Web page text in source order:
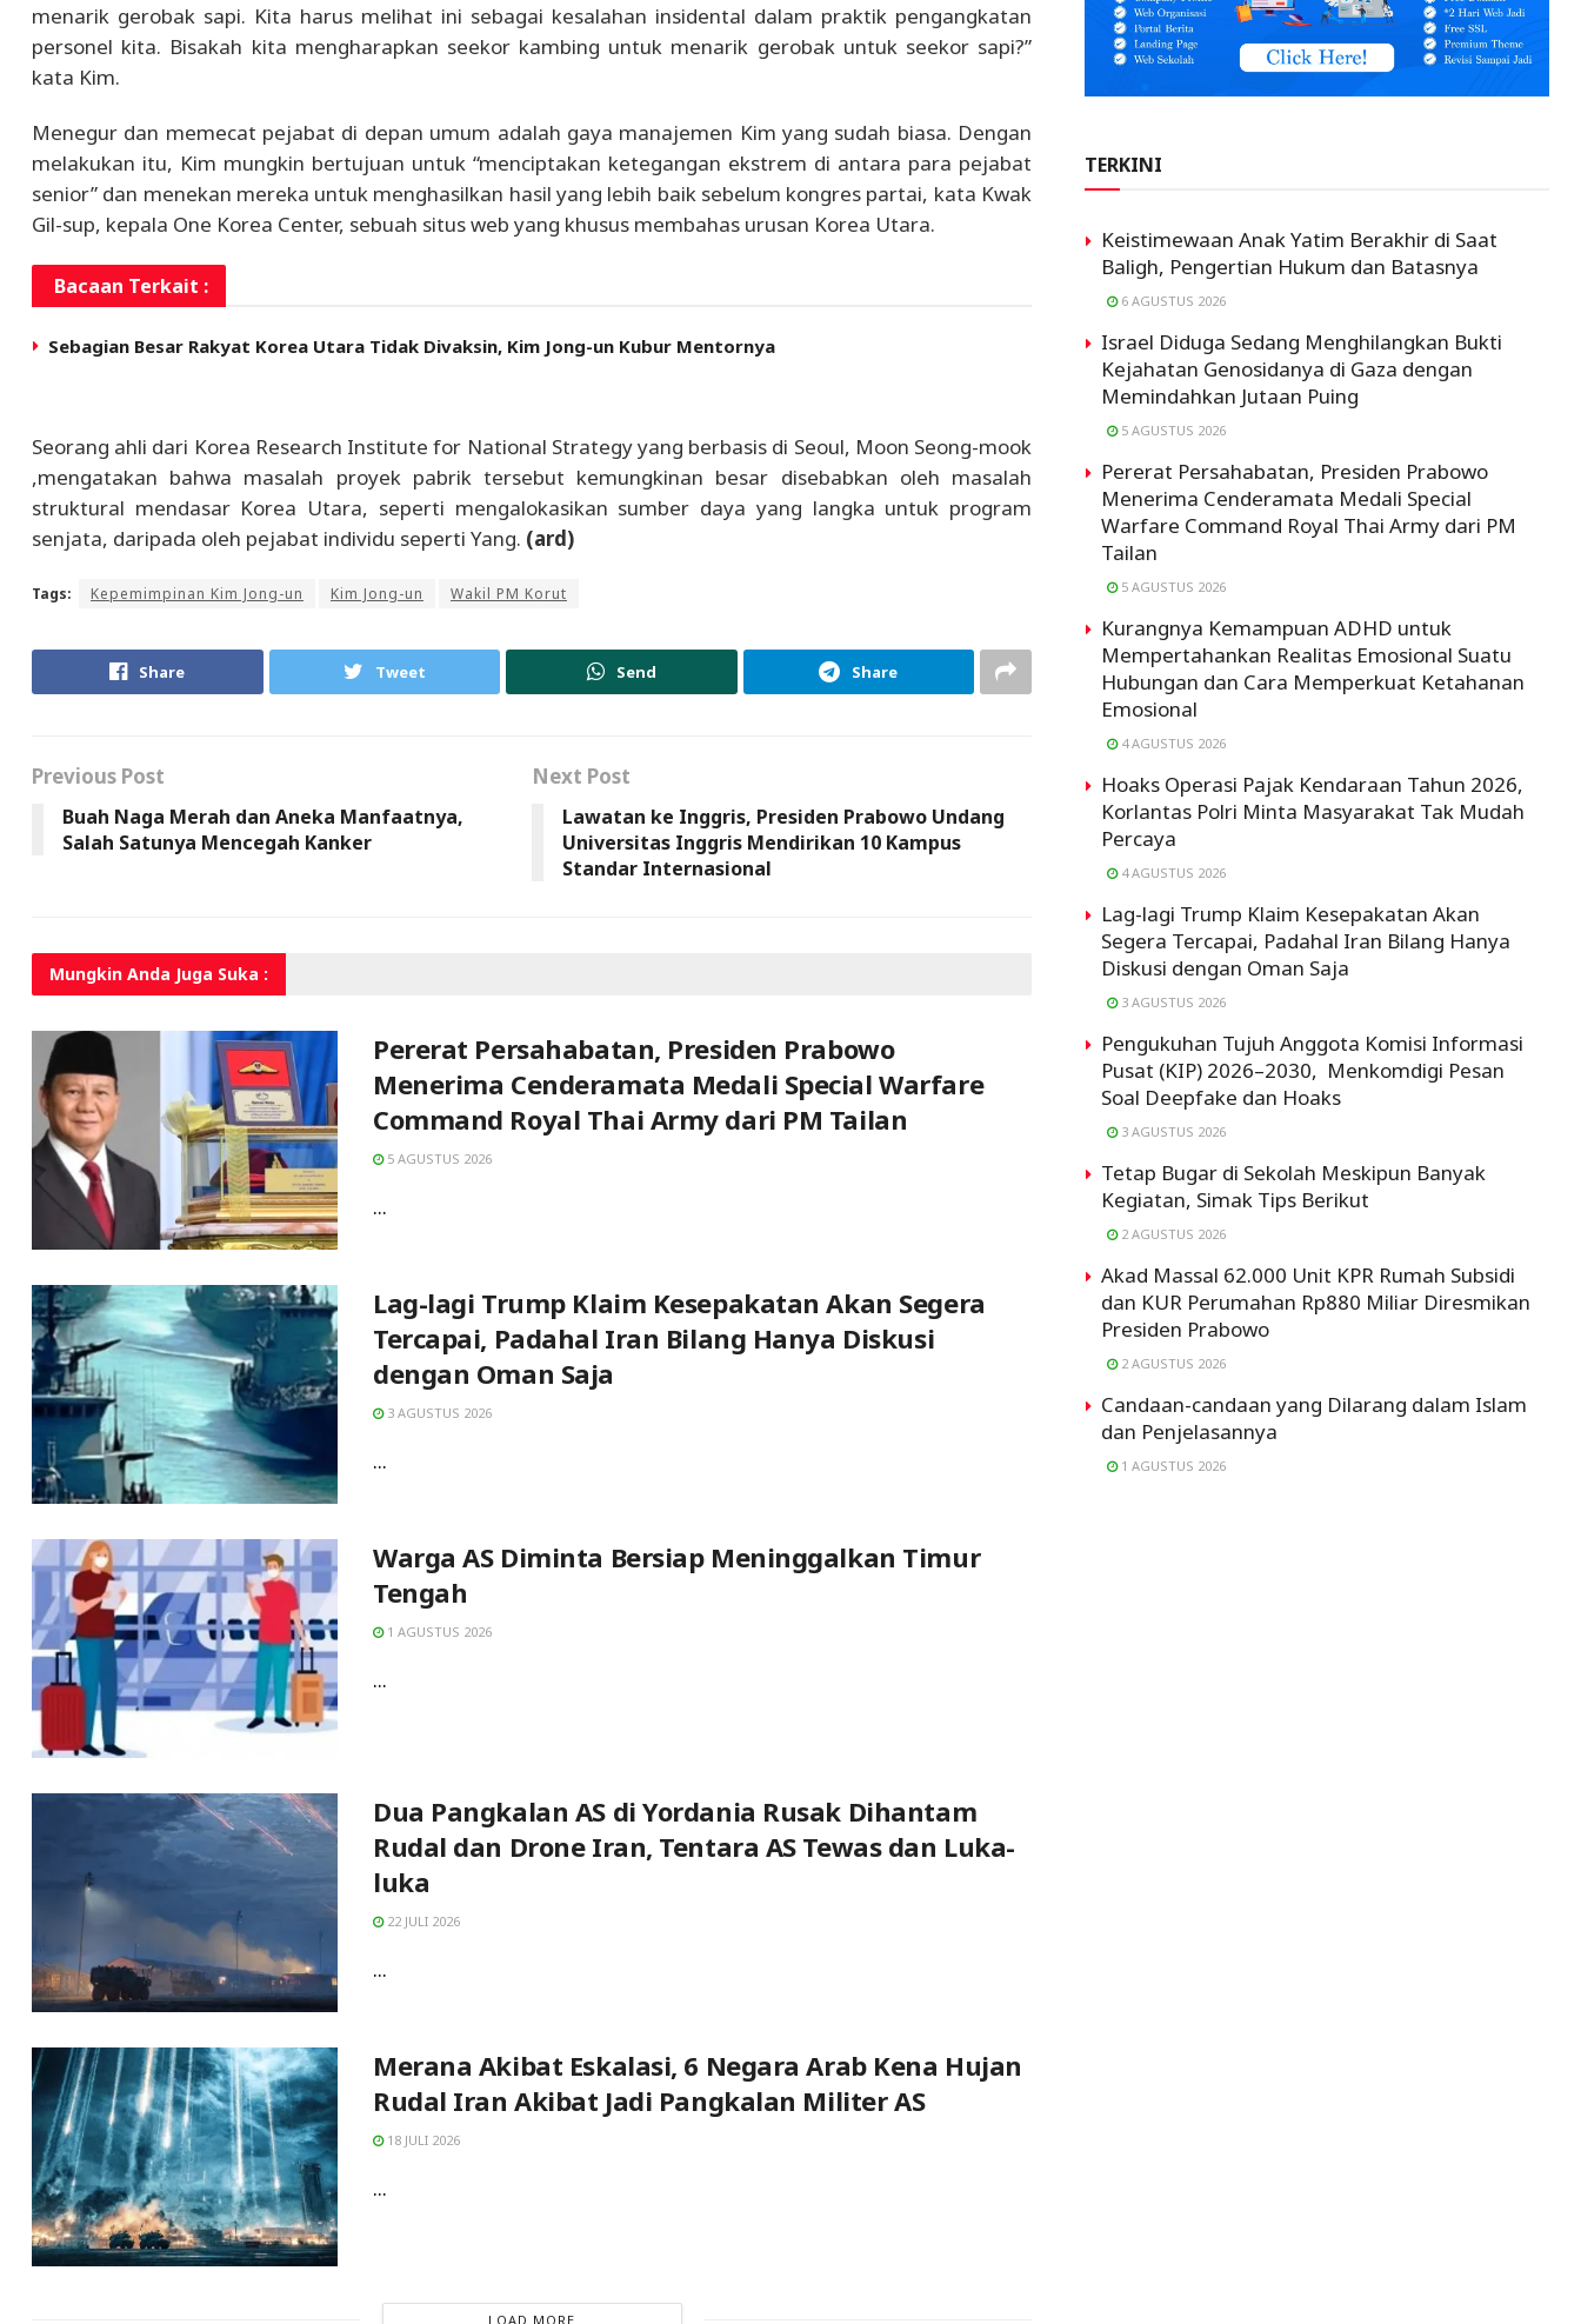
menarik gerobak sapi. Kita harus melihat ini sebagai kesalahan insidental dalam praktik pengangkatan
personel kita. Bisakah kita mengharapkan seekor kambing untuk menarik gerobak untuk seekor sapi?”
kata Kim.
Menegur dan memecat pejabat di depan umum adalah gaya manajemen Kim yang sudah biasa. Dengan
melakukan itu, Kim mungkin bertujuan untuk “menciptakan ketegangan ekstrem di antara para pejabat
senior” dan menekan mereka untuk menghasilkan hasil yang lebih baik sebelum kongres partai, kata Kwak
Gil-sup, kepala One Korea Center, sebuah situs web yang khusus membahas urusan Korea Utara.
Bacaan Terkait :
Sebagian Besar Rakyat Korea Utara Tidak Divaksin, Kim Jong-un Kubur Mentornya
Seorang ahli dari Korea Research Institute for National Strategy yang berbasis di Seoul, Moon Seong-mook
,mengatakan bahwa masalah proyek pabrik tersebut kemungkinan besar disebabkan oleh masalah
struktural mendasar Korea Utara, seperti mengalokasikan sumber daya yang langka untuk program
senjata, daripada oleh pejabat individu seperti Yang. (ard)
Tags: Kepemimpinan Kim Jong-un Kim Jong-un Wakil PM Korut
Share Tweet Send Share
Previous Post
Buah Naga Merah dan Aneka Manfaatnya,
Salah Satunya Mencegah Kanker
Next Post
Lawatan ke Inggris, Presiden Prabowo Undang
Universitas Inggris Mendirikan 10 Kampus
Standar Internasional
Mungkin Anda Juga Suka :
Pererat Persahabatan, Presiden Prabowo
Menerima Cenderamata Medali Special Warfare
Command Royal Thai Army dari PM Tailan
5 AGUSTUS 2026
...
Lag-lagi Trump Klaim Kesepakatan Akan Segera
Tercapai, Padahal Iran Bilang Hanya Diskusi
dengan Oman Saja
3 AGUSTUS 2026
...
Warga AS Diminta Bersiap Meninggalkan Timur
Tengah
1 AGUSTUS 2026
...
Dua Pangkalan AS di Yordania Rusak Dihantam
Rudal dan Drone Iran, Tentara AS Tewas dan Luka-
luka
22 JULI 2026
...
Merana Akibat Eskalasi, 6 Negara Arab Kena Hujan
Rudal Iran Akibat Jadi Pangkalan Militer AS
18 JULI 2026
...
LOAD MORE
TERKINI
Keistimewaan Anak Yatim Berakhir di Saat
Baligh, Pengertian Hukum dan Batasnya
6 AGUSTUS 2026
Israel Diduga Sedang Menghilangkan Bukti
Kejahatan Genosidanya di Gaza dengan
Memindahkan Jutaan Puing
5 AGUSTUS 2026
Pererat Persahabatan, Presiden Prabowo
Menerima Cenderamata Medali Special
Warfare Command Royal Thai Army dari PM
Tailan
5 AGUSTUS 2026
Kurangnya Kemampuan ADHD untuk
Mempertahankan Realitas Emosional Suatu
Hubungan dan Cara Memperkuat Ketahanan
Emosional
4 AGUSTUS 2026
Hoaks Operasi Pajak Kendaraan Tahun 2026,
Korlantas Polri Minta Masyarakat Tak Mudah
Percaya
4 AGUSTUS 2026
Lag-lagi Trump Klaim Kesepakatan Akan
Segera Tercapai, Padahal Iran Bilang Hanya
Diskusi dengan Oman Saja
3 AGUSTUS 2026
Pengukuhan Tujuh Anggota Komisi Informasi
Pusat (KIP) 2026–2030, Menkomdigi Pesan
Soal Deepfake dan Hoaks
3 AGUSTUS 2026
Tetap Bugar di Sekolah Meskipun Banyak
Kegiatan, Simak Tips Berikut
2 AGUSTUS 2026
Akad Massal 62.000 Unit KPR Rumah Subsidi
dan KUR Perumahan Rp880 Miliar Diresmikan
Presiden Prabowo
2 AGUSTUS 2026
Candaan-candaan yang Dilarang dalam Islam
dan Penjelasannya
1 AGUSTUS 2026